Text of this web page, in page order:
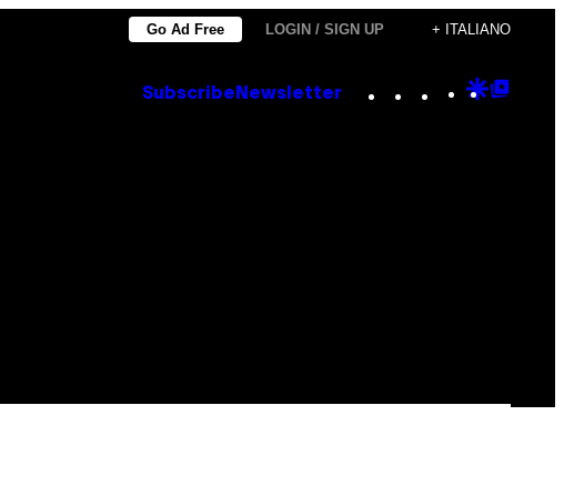
Go Ad Free LOGIN / SIGN UP + ITALIANO
Subscribe Newsletter Instagram
TikTok
YouTube
Google